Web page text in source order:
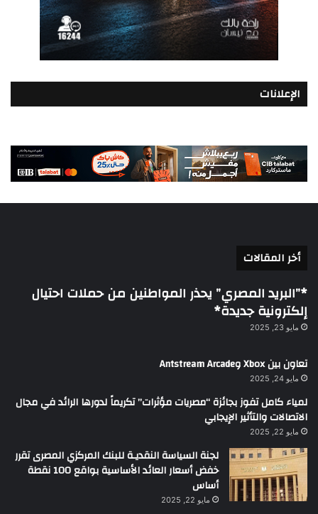
الإعلانات
أخر المقالات
*”البريد المصري” يحذر المواطنين من حملات احتيال
إلكترونية جديدة*
مايو 23, 2025
تعاون بين Xbox وAntstream Arcade
مايو 24, 2025
لمياء كامل تفوز بجائزة “مصريات مؤثرات” تكريماً لدورها الرائد في مجال
الاتصالات والتأثير الإيجابي
مايو 22, 2025
لجنة السياسة النقديـة للبنك المركزي المصرى تقرر
خفض أسعار العائد الأساسية بواقع 100 نقطة
أساس
مايو 22, 2025